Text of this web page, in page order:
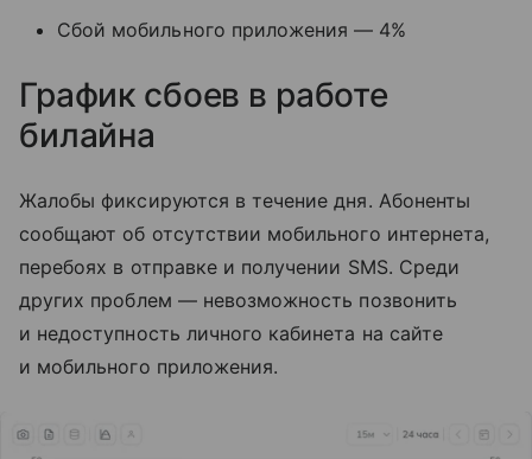
Сбой мобильного приложения — 4%
График сбоев в работе
билайна
Жалобы фиксируются в течение дня. Абоненты
сообщают об отсутствии мобильного интернета,
перебоях в отправке и получении SMS. Среди
других проблем — невозможность позвонить
и недоступность личного кабинета на сайте
и мобильного приложения.